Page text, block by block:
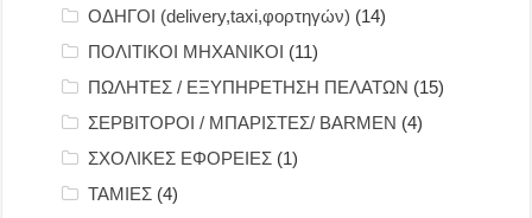
ΟΔΗΓΟΙ (delivery,taxi,φορτηγών) (14)
ΠΟΛΙΤΙΚΟΙ ΜΗΧΑΝΙΚΟΙ (11)
ΠΩΛΗΤΕΣ / ΕΞΥΠΗΡΕΤΗΣΗ ΠΕΛΑΤΩΝ (15)
ΣΕΡΒΙΤΟΡΟΙ / ΜΠΑΡΙΣΤΕΣ/ BARMEN (4)
ΣΧΟΛΙΚΕΣ ΕΦΟΡΕΙΕΣ (1)
ΤΑΜΙΕΣ (4)